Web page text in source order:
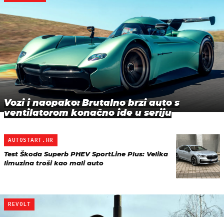
Vozi i naopako: Brutalno brzi auto s
ventilatorom konačno ide u seriju
AUTOSTART.HR
Test Škoda Superb PHEV SportLine Plus: Velika
limuzina troši kao mali auto
REVOLT